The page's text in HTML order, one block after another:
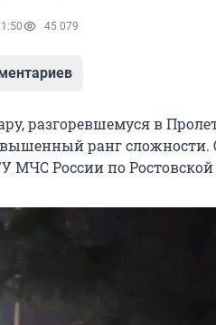
45 079
разгоревшемуся в
ранг сложности.
МЧС России по